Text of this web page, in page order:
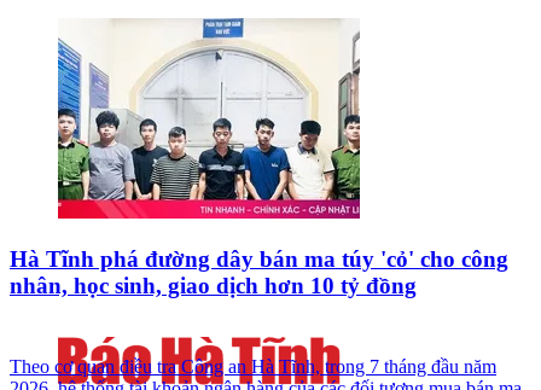
Hà Tĩnh phá đường dây bán ma túy 'cỏ' cho công
nhân, học sinh, giao dịch hơn 10 tỷ đồng
Theo cơ quan điều tra Công an Hà Tĩnh, trong 7 tháng đầu năm